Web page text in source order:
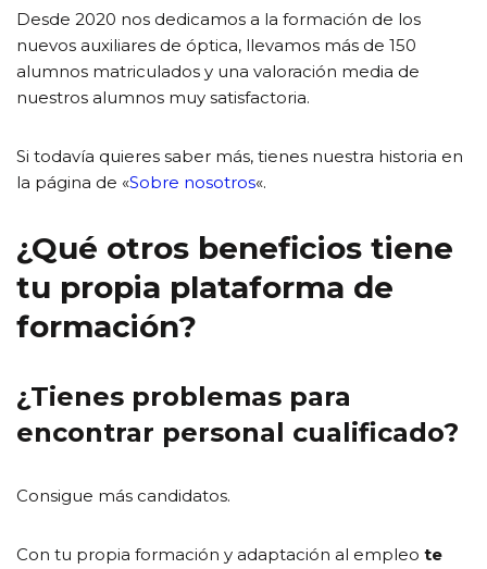
Desde 2020 nos dedicamos a la formación de los
nuevos auxiliares de óptica, llevamos más de 150
alumnos matriculados y una valoración media de
nuestros alumnos muy satisfactoria.
Si todavía quieres saber más, tienes nuestra historia en
la página de «Sobre nosotros«.
¿Qué otros beneficios tiene
tu propia plataforma de
formación?
¿Tienes problemas para
encontrar personal cualificado?
Consigue más candidatos.
Con tu propia formación y adaptación al empleo te